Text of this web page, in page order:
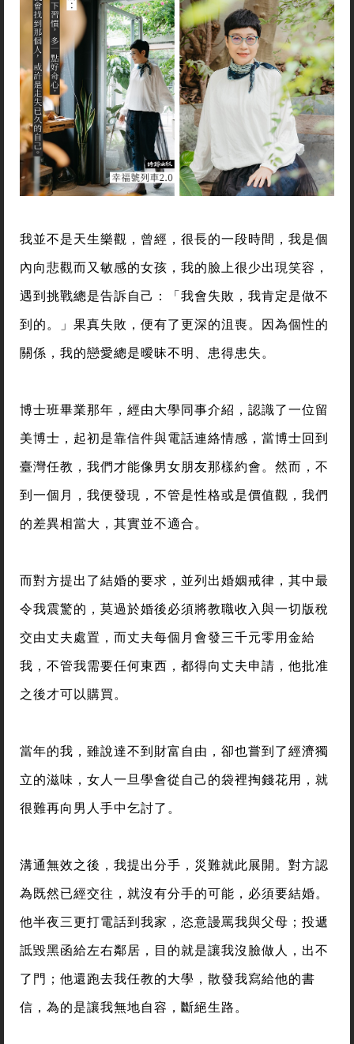
我並不是天生樂觀，曾經，很長的一段時間，我是個
內向悲觀而又敏感的女孩，我的臉上很少出現笑容，
遇到挑戰總是告訴自己：「我會失敗，我肯定是做不
到的。」果真失敗，便有了更深的沮喪。因為個性的
關係，我的戀愛總是曖昧不明、患得患失。
博士班畢業那年，經由大學同事介紹，認識了一位留
美博士，起初是靠信件與電話連絡情感，當博士回到
臺灣任教，我們才能像男女朋友那樣約會。然而，不
到一個月，我便發現，不管是性格或是價值觀，我們
的差異相當大，其實並不適合。
而對方提出了結婚的要求，並列出婚姻戒律，其中最
令我震驚的，莫過於婚後必須將教職收入與一切版稅
交由丈夫處置，而丈夫每個月會發三千元零用金給
我，不管我需要任何東西，都得向丈夫申請，他批准
之後才可以購買。
當年的我，雖說達不到財富自由，卻也嘗到了經濟獨
立的滋味，女人一旦學會從自己的袋裡掏錢花用，就
很難再向男人手中乞討了。
溝通無效之後，我提出分手，災難就此展開。對方認
為既然已經交往，就沒有分手的可能，必須要結婚。
他半夜三更打電話到我家，恣意謾罵我與父母；投遞
詆毀黑函給左右鄰居，目的就是讓我沒臉做人，出不
了門；他還跑去我任教的大學，散發我寫給他的書
信，為的是讓我無地自容，斷絕生路。